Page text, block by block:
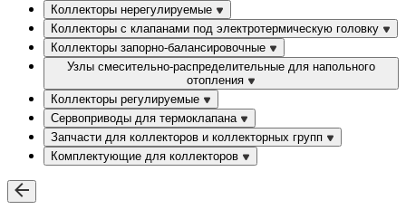
Коллекторы нерегулируемые
Коллекторы с клапанами под электротермическую головку
Коллекторы запорно-балансировочные
Узлы смесительно-распределительные для напольного
отопления
Коллекторы регулируемые
Сервоприводы для термоклапана
Запчасти для коллекторов и коллекторных групп
Комплектующие для коллекторов